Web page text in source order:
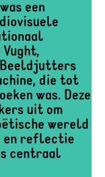
een
Vught,
die tot
was. Deze
uit om
wereld
en reflectie
centraal